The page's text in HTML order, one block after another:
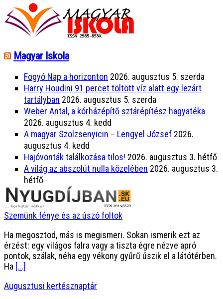
Magyar Iskola
Fogyó Nap a horizonton 2026. augusztus 5. szerda
Harry Houdini 91 percet töltött víz alatt egy lezárt
tartályban 2026. augusztus 5. szerda
Weber Antal, a kórházépítő sztárépítész hagyatéka
2026. augusztus 4. kedd
A magyar Szolzsenyicin – Lengyel József 2026.
augusztus 4. kedd
Hajóvonták találkozása tilos! 2026. augusztus 3. hétfő
A világ az abszolút nulla közelében 2026. augusztus 3.
hétfő
Szemünk fénye és az úszó foltok
Ha megosztod, más is megismeri. Sokan ismerik ezt az
érzést: egy világos falra vagy a tiszta égre nézve apró
pontok, szálak, néha egy vékony gyűrű úszik el a látótérben.
Ha [...]
Augusztusi kertésznaptár